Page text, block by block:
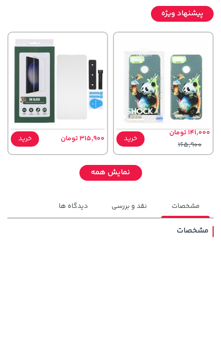
پیشنهاد ویژه
141,000 تومان
165,900
خرید 315,900 تومان خرید
نمایش همه
مشخصات نقد و بررسی دیدگاه ها
مشخصات